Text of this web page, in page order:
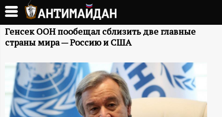
Перейти
основному
содержанию
А
Т
И
Генсек ООН пообещал сблизить две главные
страны мира — Россию и США